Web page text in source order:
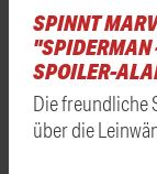
SPINNT
"SPIDERMAN
SPOILER-
Die freundliche
über die